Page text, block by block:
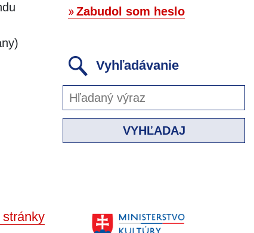
Zabudol som heslo
Vyhľadávanie
VYHĽADAJ